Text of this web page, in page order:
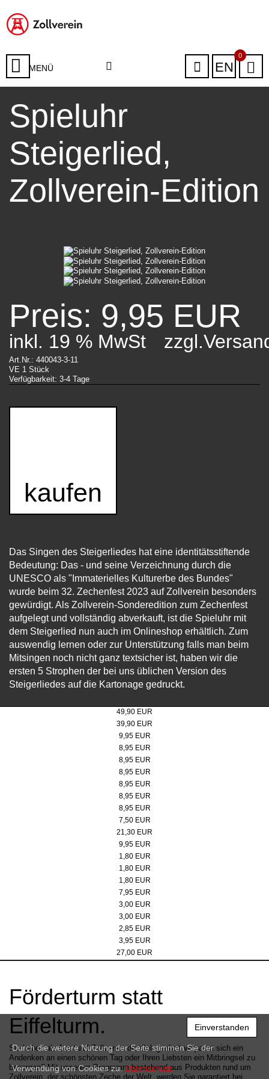
Einverstanden
Durch die weitere Nutzung der Seite stimmen Sie der
Verwendung von Cookies zu.Datenschutz
MENÜ EN
0
Spieluhr
Steigerlied,
Zollverein-Edition
Preis: 9,95 EUR
inkl. 19 % MwSt
Art.Nr.: 440043-3-11
VE 1 Stück
Verfügbarkeit: 3-4 Tage
kaufen
Das Singen des Steigerliedes hat eine identitätsstiftende
Bedeutung: Das - und seine Verzeichnung durch die
UNESCO als "Immaterielles Kulturerbe des Bundes" 
wurde beim 32. Zechenfest 2023 auf Zollverein besonders
gewürdigt. Als Zollverein-Sonderedition zum Zechenfest
aufgelegt und vollständig abverkauft, ist die Spieluhr mit
dem Steigerlied nun auch im Onlineshop erhältlich. Zum
auswendig lernen oder zur Unterstützung falls man beim
Mitsingen noch nicht ganz textsicher ist, haben wir die
ersten 5 Strophen der bei uns üblichen Version des
Steigerliedes auf die Kartonage gedruckt.
49,90 EUR
Steiff Teddybär "Bärgmann" 21cm
39,90 EUR
Poster 50x70 cm, Doppelbock Abendrot
9,95 EUR
Micro-Puzzle, Motiv: Doppelbock
8,95 EUR
Micro-Puzzle Motiv: Kokerei
8,95 EUR
Micro-Puzzle, Motiv: Doppelbock Extraschicht
8,95 EUR
Micro-Puzzle, Motiv: Kokerei Extraschicht
8,95 EUR
Micro-Puzzle, Motiv: Werksschwimmbad
8,95 EUR
Micro-Puzzle, Motiv: Lageplan
8,95 EUR
Badeente
7,50 EUR
Pitchgabel
21,30 EUR
Spieluhr Steigerlied, Zollverein-Edition
9,95 EUR
Button, rot/weiß
1,80 EUR
Button, schwarz
1,80 EUR
Button, rot
1,80 EUR
Jacken- und Taschenhalter
7,95 EUR
Kühlschrankmagnet & Kapselheber, Doppelbock schwarz/weiß
3,00 EUR
Kühlschrankmagnet & Kapselheber, Doppelbock schwarz/rot
3,00 EUR
Stickpin auf Karte
2,85 EUR
Filz-Schlüsselanhänger "Zollverein"
3,95 EUR
Schlüsselanhänger "Snap"
27,00 EUR
Förderturm statt
Eiffelturm.
Sie haben als Gast auf Zollverein die Gelegenheit verpasst sich ein
Andenken an einen schönen Tag oder Ihren Liebsten ein Mitbringsel zu
besorgen? Mit unserem Programm bestehend aus Produkten rund um
Zollverein, der schönsten Zeche der Welt, werden Sie garantiert bei